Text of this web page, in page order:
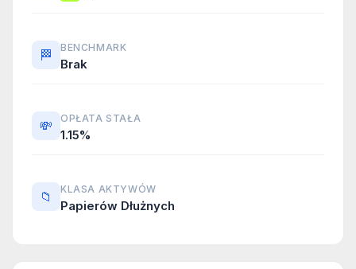
🏁 BENCHMARK
Brak
💸 OPŁATA STAŁA
1.15%
📁 KLASA AKTYWÓW
Papierów Dłużnych